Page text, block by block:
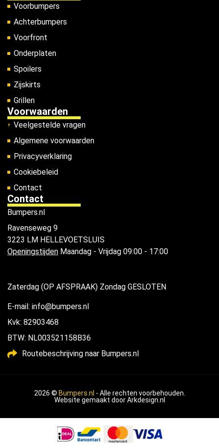
Voorbumpers
Achterbumpers
Voorfront
Onderplaten
Spoilers
Zijskirts
Grillen
Voorwaarden
Veelgestelde vragen
Algemene voorwaarden
Privacyverklaring
Cookiebeleid
Contact
Contact
Bumpers.nl
Ravenseweg 9
3223 LM HELLEVOETSLUIS
Openingstijden Maandag - Vrijdag 09:00 - 17:00
Zaterdag (OP AFSPRAAK) Zondag GESLOTEN
E-mail: info@bumpers.nl
Kvk: 82903468
BTW: NL003521158B36
Routebeschrijving naar Bumpers.nl
2026 © Bumpers.nl - Alle rechten voorbehouden.
Website gemaakt doorArkdesign.nl